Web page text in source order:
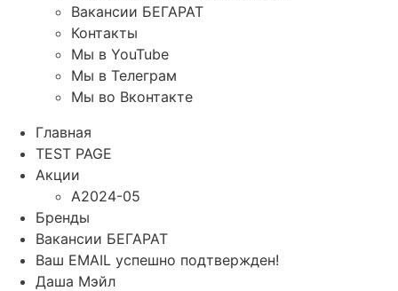
Вакансии БЕГАРАТ
Контакты
Мы в YouTube
Мы в Телеграм
Мы во Вконтакте
Главная
TEST PAGE
Акции
A2024-05
Бренды
Вакансии БЕГАРАТ
Ваш EMAIL успешно подтвержден!
Даша Мэйл